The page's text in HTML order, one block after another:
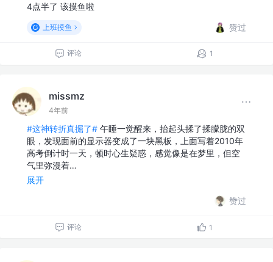
4点半了 该摸鱼啦
上班摸鱼 赞过
评论 1
missmz
4年前
#这神转折真掘了# 午睡一觉醒来，抬起头揉了揉朦胧的双
眼，发现面前的显示器变成了一块黑板，上面写着2010年
高考倒计时一天，顿时心生疑惑，感觉像是在梦里，但空
气里弥漫着…
展开
赞过
评论 1